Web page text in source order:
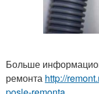
Больше
ремонта http://